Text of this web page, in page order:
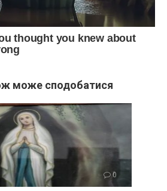
може сподобатися
0